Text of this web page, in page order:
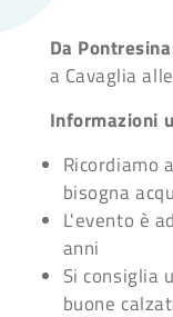
Da
a Cavaglia
Informazioni
Ricordiamo
bisogna
L'evento è
anni
Si consiglia
buone